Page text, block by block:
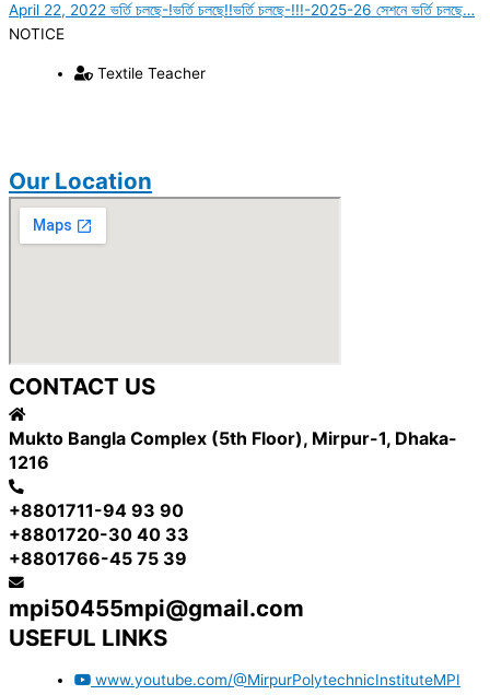
April 22, 2022 ভর্তি চলছে-!ভর্তি চলছে!!ভর্তি চলছে-!!!-2025-26 সেশনে ভর্তি চলছে…
NOTICE
Textile Teacher
Our Location
CONTACT US
Mukto Bangla Complex (5th Floor), Mirpur-1, Dhaka-
1216
+8801711-94 93 90
+8801720-30 40 33
+8801766-45 75 39
mpi50455mpi@gmail.com
USEFUL LINKS
www.youtube.com/@MirpurPolytechnicInstituteMPI